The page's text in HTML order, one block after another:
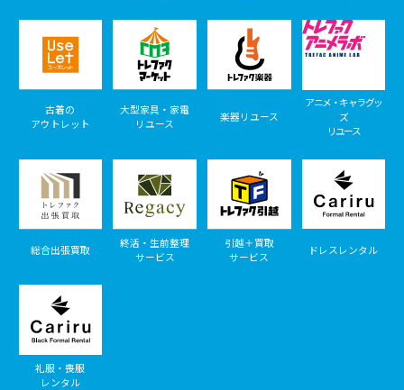
古着の
アウトレット
大型家具・家電
リユース
楽器リユース
アニメ・キャラグッ
ズ
リユース
総合出張買取
終活・生前整理
サービス
引越＋買取
サービス
ドレスレンタル
礼服・喪服
レンタル